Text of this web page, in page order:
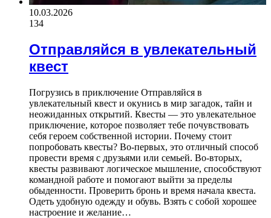
10.03.2026
134
Отправляйся в увлекательный
квест
Погрузись в приключение Отправляйся в
увлекательный квест и окунись в мир загадок, тайн и
неожиданных открытий. Квесты — это увлекательное
приключение, которое позволяет тебе почувствовать
себя героем собственной истории. Почему стоит
попробовать квесты? Во-первых, это отличный способ
провести время с друзьями или семьей. Во-вторых,
квесты развивают логическое мышление, способствуют
командной работе и помогают выйти за пределы
обыденности. Проверить бронь и время начала квеста.
Одеть удобную одежду и обувь. Взять с собой хорошее
настроение и желание…